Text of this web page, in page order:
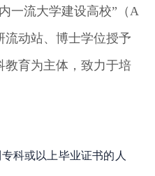
一流大学建设高校”（A
动站、博士学位授予
教育为主体，致力于培
科或以上毕业证书的人